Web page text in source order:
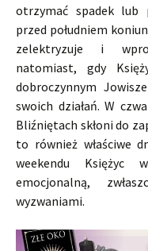
otrzymać spadek lub
przed południem
zelektryzuje i
natomiast, gdy
dobroczynnym
swoich działań. W
Bliźniętach skłoni do
to również właściwe
weekendu Księżyc
emocjonalną,
wyzwaniami.